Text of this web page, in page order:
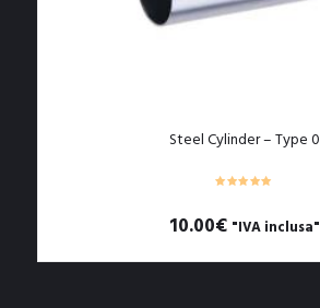
Steel Cylinder – Type 0
10.00€ "IVA inclusa"